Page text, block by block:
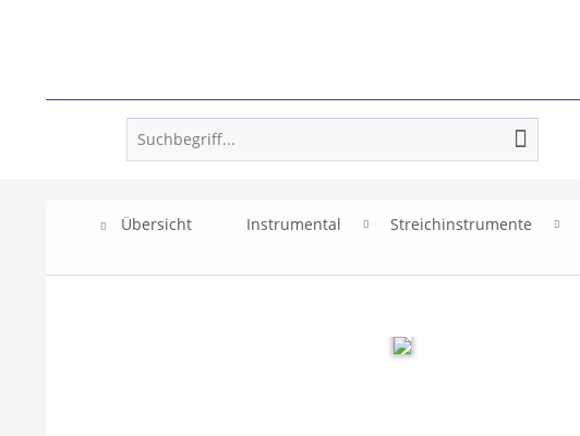
Übersicht Instrumental Streichinstrumente